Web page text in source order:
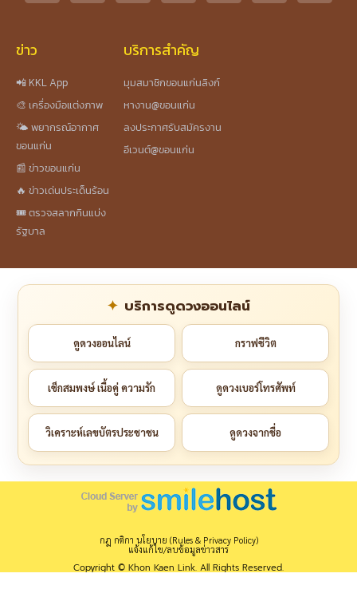
ข่าว
📲 KKL App
🎨 เครื่องมือแต่งภาพ
🌤️ พยากรณ์อากาศ
ขอนแก่น
📰 ข่าวขอนแก่น
🔥 ข่าวเด่นประเด็นร้อน
🎟️ ตรวจสลากกินแบ่ง
รัฐบาล
บริการสำคัญ
มุมสมาชิกขอนแก่นลิงก์
หางาน@ขอนแก่น
ลงประกาศรับสมัครงาน
อีเวนต์@ขอนแก่น
บริการดูดวงออนไลน์
ดูดวงออนไลน์ กราฟชีวิต
เช็กสมพงษ์ เนื้อคู่ ความรัก ดูดวงเบอร์โทรศัพท์
วิเคราะห์เลขบัตรประชาชน ดูดวงจากชื่อ
กฎ กติกา นโยบาย (Rules & Privacy Policy)
แจ้งแก้ไข/ลบข้อมูลข่าวสาร
Copyright © Khon Kaen Link. All Rights Reserved.